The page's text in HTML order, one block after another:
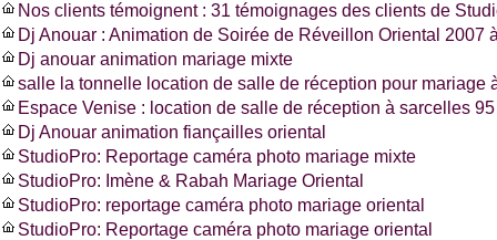
Nos clients témoignent : 31 témoignages des clients de
Dj Anouar : Animation de Soirée de Réveillon Oriental 2007
Dj anouar animation mariage mixte
salle la tonnelle location de salle de réception pour mariage
Espace Venise : location de salle de réception à sarcelles
Dj Anouar animation fiançailles oriental
StudioPro: Reportage caméra photo mariage mixte
StudioPro: Imène & Rabah Mariage Oriental
StudioPro: reportage caméra photo mariage oriental
StudioPro: Reportage caméra photo mariage oriental